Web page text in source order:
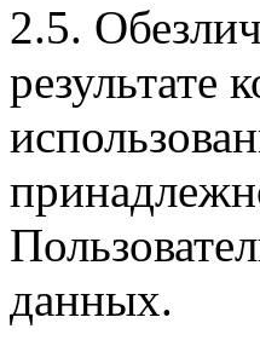
2.5.
результате
данных.